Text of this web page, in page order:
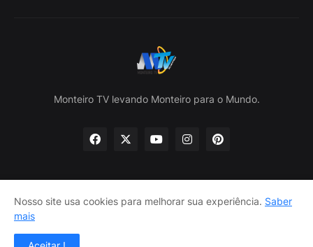
Monteiro TV levando Monteiro para o Mundo.
Home Sobre nós
política de Privacidade
Nosso site usa cookies para melhorar sua experiência. Saber
mais